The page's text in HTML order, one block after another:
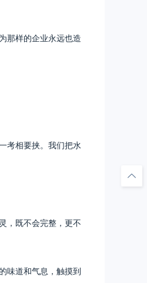
那样的企业永远也造
考相要挟。我们把水
，既不会完整，更不
味道和气息，触摸到